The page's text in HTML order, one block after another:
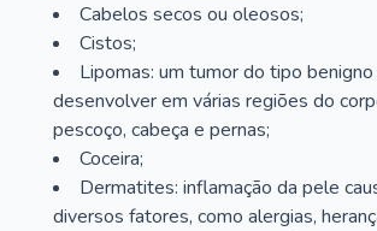
Cabelos secos ou oleosos;
Cistos;
Lipomas: um tumor do tipo
desenvolver em várias regiões do
pescoço, cabeça e pernas;
Coceira;
Dermatites: inflamação da pele
diversos fatores, como alergias,